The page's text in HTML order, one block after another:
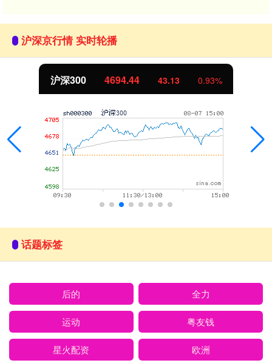
沪深京行情 实时轮播
沪深300 4694.44 43.13 0.93%
话题标签
后的 全力
运动 粤友钱
星火配资 欧洲